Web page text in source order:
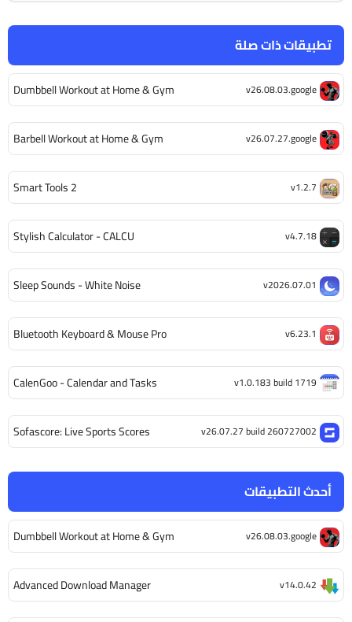
أحدث التطبيقات
Dumbbell Workout at Home & Gym v26.08.03.google
Advanced Download Manager v14.0.42
تطبيقات ذات صلة
Dumbbell Workout at Home & Gym v26.08.03.google
Barbell Workout at Home & Gym v26.07.27.google
Smart Tools 2 v1.2.7
Stylish Calculator - CALCU v4.7.18
Sleep Sounds - White Noise v2026.07.01
Bluetooth Keyboard & Mouse Pro v6.23.1
CalenGoo - Calendar and Tasks v1.0.183 build 1719
Sofascore: Live Sports Scores v26.07.27 build 260727002